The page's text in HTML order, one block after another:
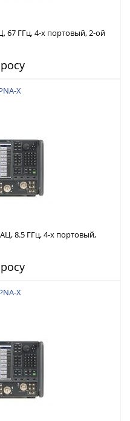
67 ГГц, 4-х портовый, 2-ой
опорный
X
8.5 ГГц, 4-х портовый,
источник, аттенюаторы,
X